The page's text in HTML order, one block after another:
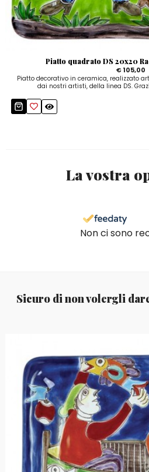
Piatto quadrato DS 20x20
€ 105,00
Piatto decorativo in ceramica, realizzato
dai nostri artisti, della linea DS.
La vostra
Non ci sono
Sicuro di non volergli